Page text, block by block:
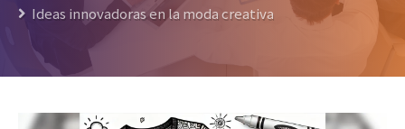
Ideas innovadoras en la moda creativa